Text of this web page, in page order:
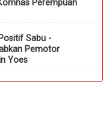
Perempuan
Sabu -
Pemotor
Yoes